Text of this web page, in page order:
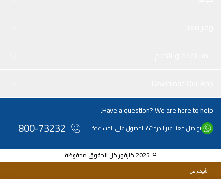
Have a question? We are here to help.
تواصل معنا عبر الدردشة للحصول على المساعدة 800-73232
© 2026 كارفور كل الحقوق محفوظة